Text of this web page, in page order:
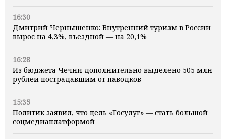
16:30
Дмитрий Чернышенко: Внутренний туризм в России
вырос на 4,3%, въездной — на 20,1%
16:28
Из бюджета Чечни дополнительно выделено 505 млн
рублей пострадавшим от паводков
15:35
Политик заявил, что цель «Госулуг» — стать большой
соцмедиаплатформой